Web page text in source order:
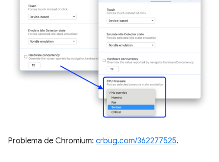
Problema de Chromium: crbug.com/362277525.